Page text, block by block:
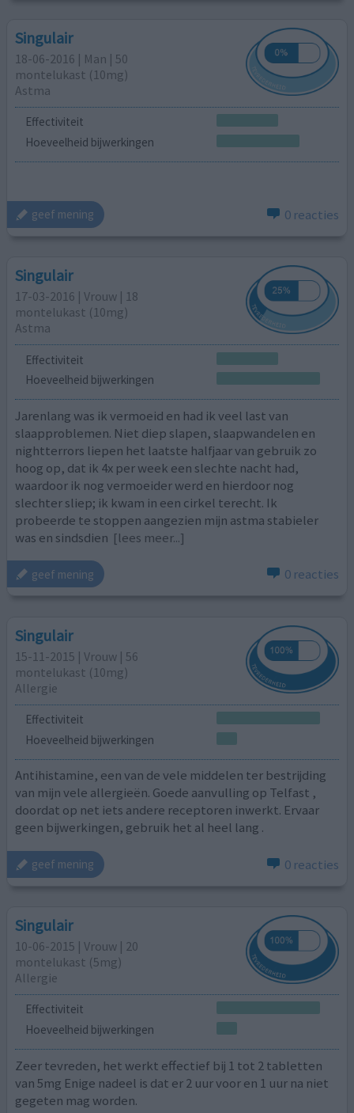
Singulair
18-06-2016 | Man | 50
montelukast (10mg)
Astma
Effectiviteit
Hoeveelheid bijwerkingen
geef mening 0 reacties
Singulair
17-03-2016 | Vrouw | 18
montelukast (10mg)
Astma
Effectiviteit
Hoeveelheid bijwerkingen
Jarenlang was ik vermoeid en had ik veel last van
slaapproblemen. Niet diep slapen, slaapwandelen en
nightterrors liepen het laatste halfjaar van gebruik zo
hoog op, dat ik 4x per week een slechte nacht had,
waardoor ik nog vermoeider werd en hierdoor nog
slechter sliep; ik kwam in een cirkel terecht. Ik
probeerde te stoppen aangezien mijn astma stabieler
was en sindsdien [lees meer...]
geef mening 0 reacties
Singulair
15-11-2015 | Vrouw | 56
montelukast (10mg)
Allergie
Effectiviteit
Hoeveelheid bijwerkingen
Antihistamine, een van de vele middelen ter bestrijding
van mijn vele allergieën. Goede aanvulling op Telfast ,
doordat op net iets andere receptoren inwerkt. Ervaar
geen bijwerkingen, gebruik het al heel lang .
geef mening 0 reacties
Singulair
10-06-2015 | Vrouw | 20
montelukast (5mg)
Allergie
Effectiviteit
Hoeveelheid bijwerkingen
Zeer tevreden, het werkt effectief bij 1 tot 2 tabletten
van 5mg Enige nadeel is dat er 2 uur voor en 1 uur na niet
gegeten mag worden.